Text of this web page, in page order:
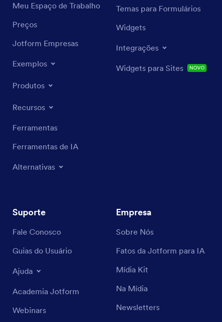
Meu Espaço de Trabalho
Preços
Jotform Empresas
Exemplos
Produtos
Recursos
Ferramentas
Ferramentas de IA
Alternativas
Temas para Formulários
Widgets
Integrações
Widgets para Sites NOVO
Suporte
Fale Conosco
Guias do Usuário
Ajuda
Academia Jotform
Webinars
Empresa
Sobre Nós
Fatos da Jotform para IA
Mídia Kit
Na Mídia
Newsletters